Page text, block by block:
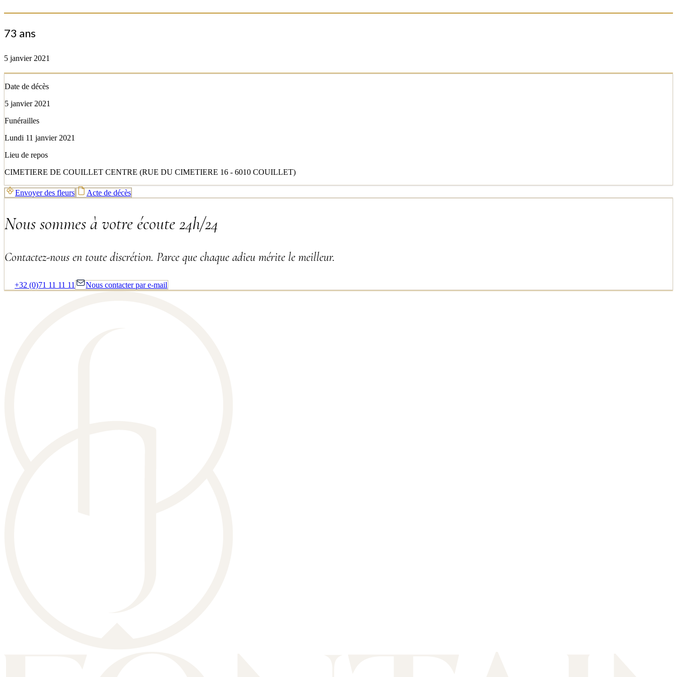
73 ans
5 janvier 2021
Date de décès
5 janvier 2021
Funérailles
Lundi 11 janvier 2021
Lieu de repos
CIMETIERE DE COUILLET CENTRE (RUE DU CIMETIERE 16 - 6010 COUILLET)
Envoyer des fleurs Acte de décès
Nous sommes à votre écoute 24h/24
Contactez-nous en toute discrétion. Parce que chaque adieu mérite le meilleur.
+32 (0)71 11 11 11 Nous contacter par e-mail